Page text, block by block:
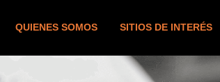
QUIENES SOMOS SITIOS DE INTERÉS